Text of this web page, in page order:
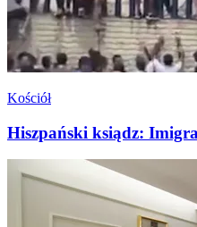
Kościół
Hiszpański ksiądz: